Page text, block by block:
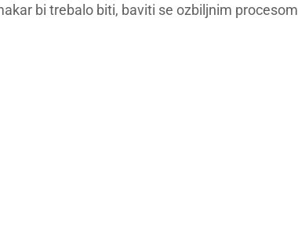
bi trebalo biti, baviti se ozbiljnim procesom